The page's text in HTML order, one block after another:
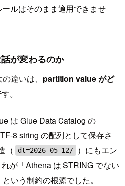
ルはそのまま適用できませ
が変わるのか
違いは、 partition value がど
。
は Glue Data Catalog の
8 string の配列として保存さ
（
dt=2026-05-12/
）にもエン
が「Athena は STRING でない
いう制約の根源でした。